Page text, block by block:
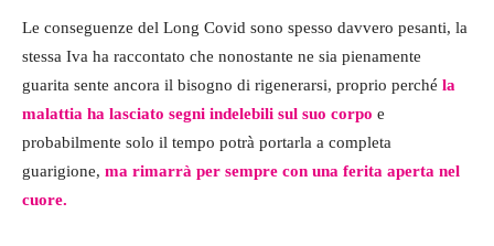
Le conseguenze del Long Covid sono spesso davvero pesanti, la
stessa Iva ha raccontato che nonostante ne sia pienamente
guarita sente ancora il bisogno di rigenerarsi, proprio perché la
malattia ha lasciato segni indelebili sul suo corpo e
probabilmente solo il tempo potrà portarla a completa
guarigione, ma rimarrà per sempre con una ferita aperta nel
cuore.